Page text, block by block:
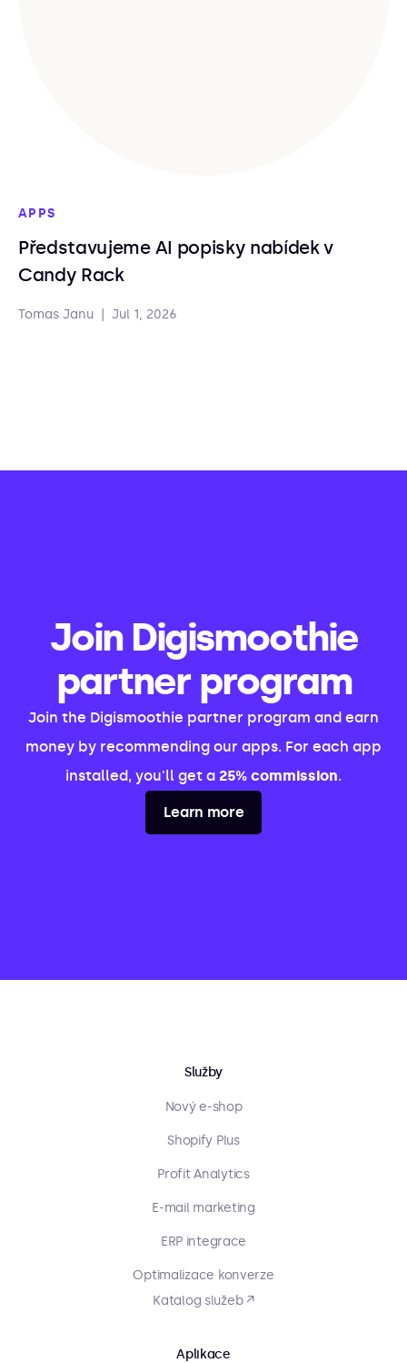
APPS
Představujeme AI popisky nabídek v
Candy Rack
Tomas Janu Jul 1, 2026
Join Digismoothie
partner program
Join the Digismoothie partner program and earn
money by recommending our apps. For each app
installed, you'll get a 25% commission.
Learn more
Služby
Nový e-shop
Shopify Plus
Profit Analytics
E-mail marketing
ERP integrace
Optimalizace konverze
Katalog služeb ↗
Aplikace